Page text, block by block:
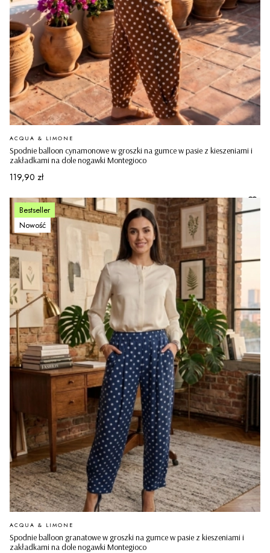
Spodnie balloon cynamonowe w groszki na gumce w pasie z kieszeniami i
zakładkami na dole nogawki Montegioco
PRODUCENT
ACQUA & LIMONE
Cena
119,90 zł
Bestseller
Nowość
Spodnie balloon granatowe w groszki na gumce w pasie z kieszeniami i
zakładkami na dole nogawki Montegioco
PRODUCENT
ACQUA & LIMONE